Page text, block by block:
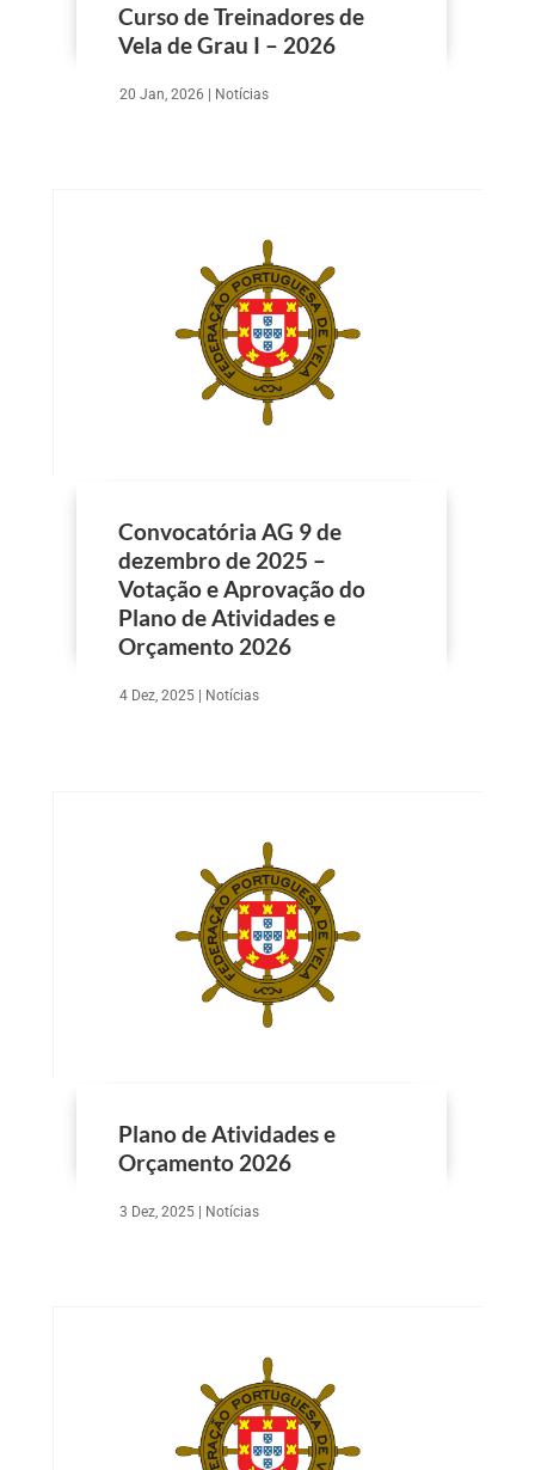
Curso de Treinadores de
Vela de Grau I – 2026
20 Jan, 2026 Notícias
Convocatória AG 9 de
dezembro de 2025 –
Votação e Aprovação do
Plano de Atividades e
Orçamento 2026
4 Dez, 2025| Notícias
Plano de Atividades e
Orçamento 2026
3 Dez, 2025| Notícias